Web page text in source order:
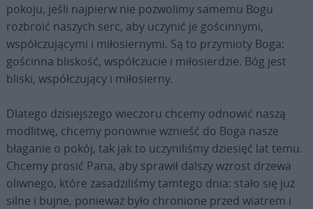
pokoju, jeśli najpierw nie pozwolimy samemu Bogu
rozbroić naszych serc, aby uczynić je gościnnymi,
współczującymi i miłosiernymi. Są to przymioty Boga:
gościnna bliskość, współczucie i miłosierdzie. Bóg jest
bliski, współczujący i miłosierny.
Dlatego dzisiejszego wieczoru chcemy odnowić naszą
modlitwę, chcemy ponownie wznieść do Boga nasze
błaganie o pokój, tak jak to uczyniliśmy dziesięć lat temu.
Chcemy prosić Pana, aby sprawił dalszy wzrost drzewa
oliwnego, które zasadziliśmy tamtego dnia: stało się już
silne i bujne, ponieważ było chronione przed wiatrem i